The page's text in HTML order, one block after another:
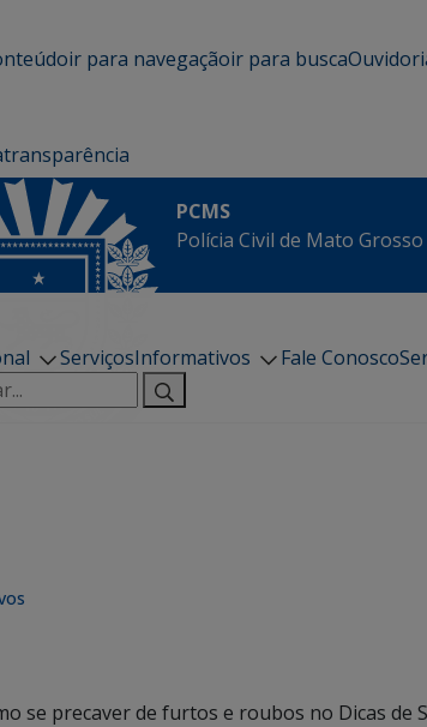
ir para navegaçãoir para busca
transparência
PCMS
Polícia Civil de Mato
ServiçosInformativos Fale Conosco
se precaver de furtos e roubos no Dicas de